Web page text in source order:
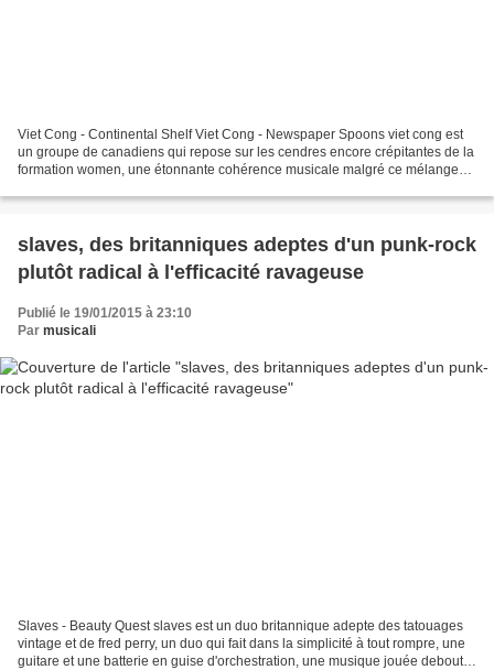
Viet Cong - Continental Shelf Viet Cong - Newspaper Spoons viet cong est
un groupe de canadiens qui repose sur les cendres encore crépitantes de la
formation women, une étonnante cohérence musicale malgré ce mélange
slaves, des britanniques adeptes d'un punk-rock
plutôt radical à l'efficacité ravageuse
Publié le 19/01/2015 à 23:10
Par musicali
Slaves - Beauty Quest slaves est un duo britannique adepte des tatouages
vintage et de fred perry, un duo qui fait dans la simplicité à tout rompre, une
guitare et une batterie en guise d'orchestration, une musique jouée debout